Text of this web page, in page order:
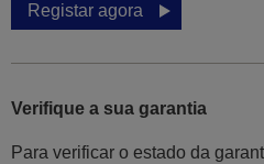
Registar agora
Verifique a sua garantia
Para verificar o estado da